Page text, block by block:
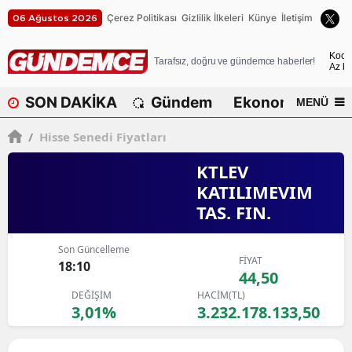
06 Ağustos 2026 Çerez Politikası Gizlilik İlkeleri Künye İletişim
Tarafsız, doğru ve gündemce haberler!
Az
SON DAKİKA Gündem Ekonomi MENÜ
/ Hisse Senedi Fiyatları
KTLEV
KATILIMEVIM
TAS. FIN.
Son Güncelleme
18:10 FİYAT
44,50
DEĞİŞİM
3,01%
HACİM(TL)
3.232.178.133,50